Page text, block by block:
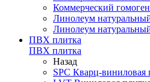
Коммерческий
Линолеум
Линолеум
ПВХ плитка
ПВХ плитка
Назад
SPC Кварц-виниловая